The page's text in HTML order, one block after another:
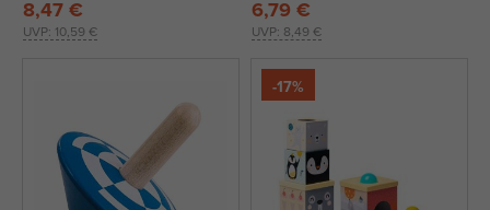
UVP: 10,59 €
8,47 €
UVP: 8,49 €
6,79 €
-17%